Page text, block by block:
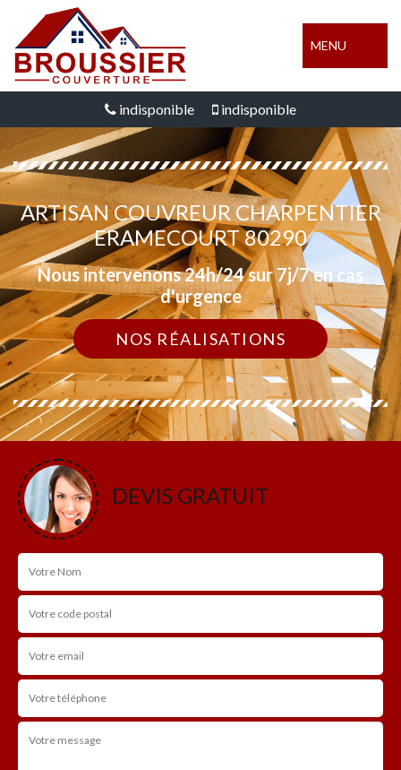
MENU
indisponible indisponible
ARTISAN COUVREUR CHARPENTIER
ERAMECOURT 80290
Nous intervenons 24h/24 sur 7j/7 en cas
d'urgence
NOS RÉALISATIONS
DEVIS GRATUIT